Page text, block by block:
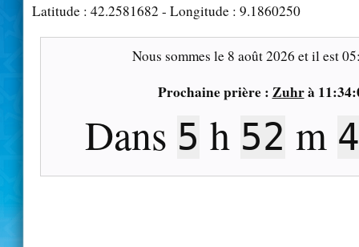
Latitude : 42.2581682 - Longitude : 9.1860250
Nous sommes le 8 août 2026 et il est
Prochaine prière : Zuhrà
Dans 5 h 52 m